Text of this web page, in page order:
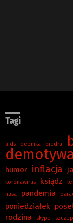
Tagi
aids beemka biedra
humor inflacja
koronawirus ksiądz
nasa pandemia
poniedziałek
rodzina skype